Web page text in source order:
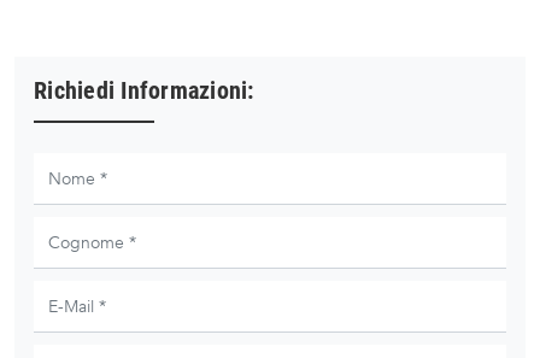
Richiedi Informazioni: